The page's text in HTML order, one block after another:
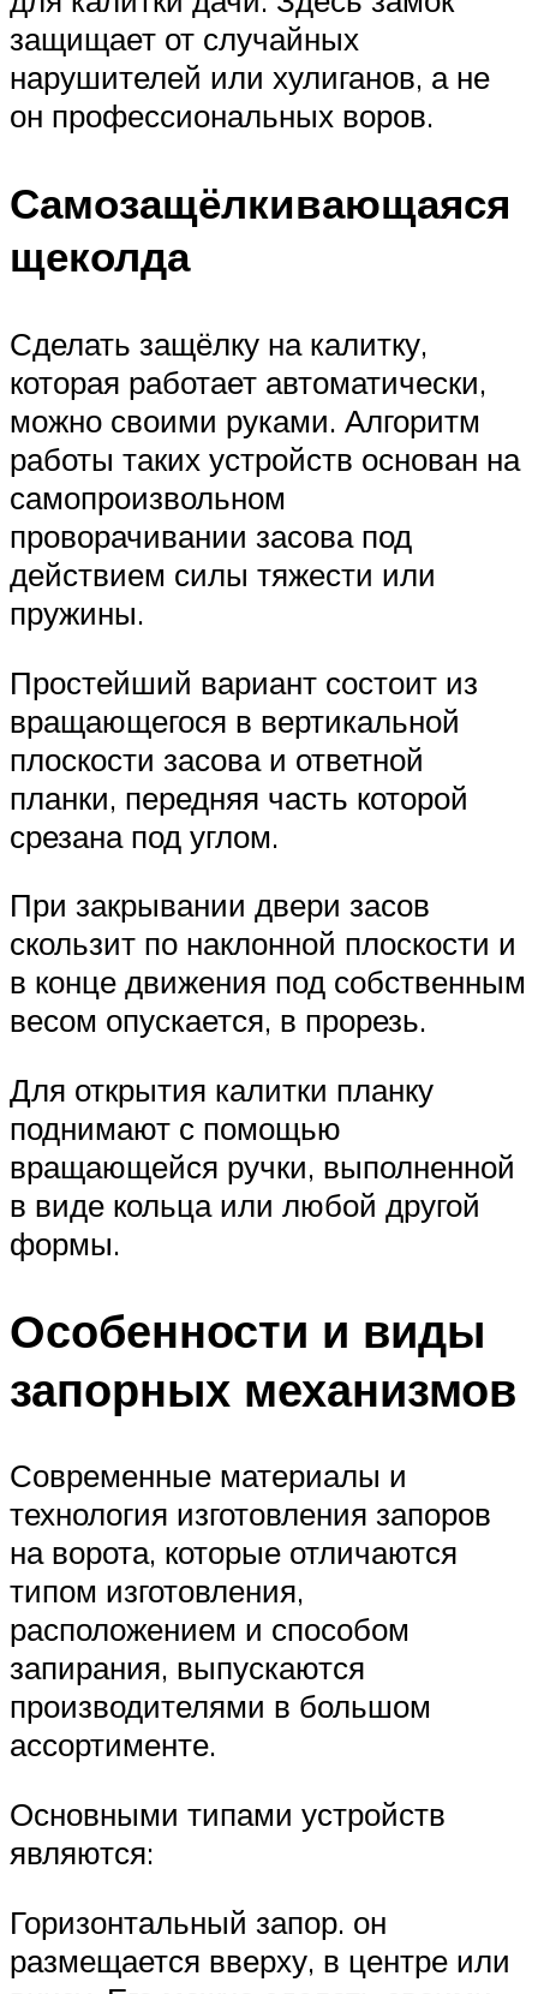
защищает от случайных
нарушителей или хулиганов, а не
он профессиональных воров.
Самозащёлкивающаяся
щеколда
Сделать защёлку на калитку,
которая работает автоматически,
можно своими руками. Алгоритм
работы таких устройств основан на
самопроизвольном
проворачивании засова под
действием силы тяжести или
пружины.
Простейший вариант состоит из
вращающегося в вертикальной
плоскости засова и ответной
планки, передняя часть которой
срезана под углом.
При закрывании двери засов
скользит по наклонной плоскости и
в конце движения под собственным
весом опускается, в прорезь.
Для открытия калитки планку
поднимают с помощью
вращающейся ручки, выполненной
в виде кольца или любой другой
формы.
Особенности и виды
запорных механизмов
Современные материалы и
технология изготовления запоров
на ворота, которые отличаются
типом изготовления,
расположением и способом
запирания, выпускаются
производителями в большом
ассортименте.
Основными типами устройств
являются:
Горизонтальный запор. он
размещается вверху, в центре или